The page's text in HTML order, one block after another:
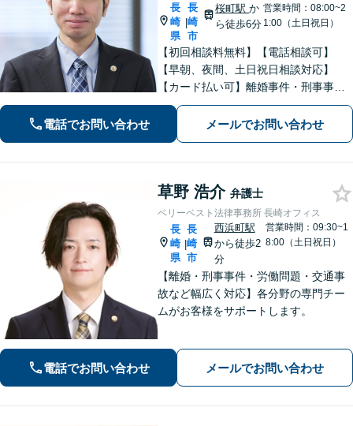
長
崎
県
|
長
崎
市
桜町駅か
ら徒歩6分
営業時間：08:00~2
1:00（土日祝日）
【初回相談料無料】【電話相談可】
【早朝、夜間、土日祝日相談対応】
【カード払い可】離婚事件・刑事事
件・交通事故の専門弁護士があなたの
お悩みを解決いたします。一人で悩ま
ずに新たな一歩をわたしたちと。
電話でお問い合わせ メールでお問い合わせ
草野 浩介 弁護士
ベリーベスト法律事務所 長崎オフィス
長
崎
県
|
長
崎
市
西浜町駅
から徒歩2
分
営業時間：09:30~1
8:00（土日祝日）
【離婚・刑事事件・労働問題・交通事
故など幅広く対応】各分野の専門チー
ムがお客様をサポートします。
電話でお問い合わせ メールでお問い合わせ